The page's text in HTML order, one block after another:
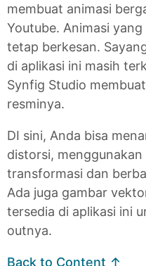
membuat animasi
Youtube. Animasi
tetap berkesan.
di aplikasi ini masih
Synfig Studio
resminya.
DI sini, Anda bisa
distorsi,
transformasi dan
Ada juga gambar
tersedia di aplikasi ini
outnya.
Back to Content ↑